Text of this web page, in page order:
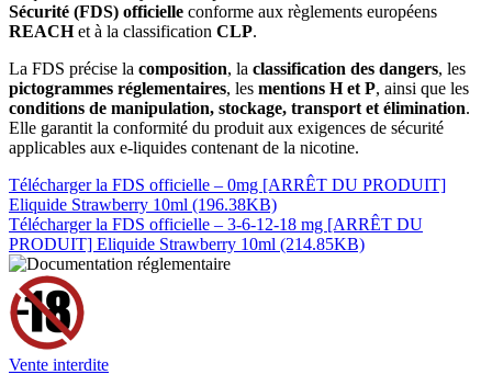
Sécurité (FDS) officielle conforme aux règlements européens
REACHet à la classification CLP.
La FDS précise la composition, la classification des dangers, les
pictogrammes réglementaires, les mentions H et P, ainsi que les
conditions de manipulation, stockage, transport et élimination.
Elle garantit la conformité du produit aux exigences de sécurité
applicables aux e-liquides contenant de la nicotine.
Télécharger la FDS officielle – 0mg [ARRÊT DU PRODUIT]
Eliquide Strawberry 10ml (196.38KB)
Télécharger la FDS officielle – 3-6-12-18 mg [ARRÊT DU
PRODUIT] Eliquide Strawberry 10ml (214.85KB)
Vente interdite